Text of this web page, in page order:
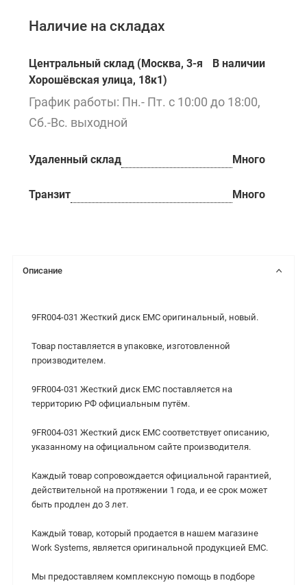
Наличие на складах
Центральный склад (Москва, 3-я
Хорошёвская улица, 18к1)
В наличии
График работы: Пн.- Пт. с 10:00 до 18:00,
Сб.-Вс. выходной
Удаленный склад Много
Транзит Много
Описание
9FR004-031 Жесткий диск EMC оригинальный, новый.
Товар поставляется в упаковке, изготовленной
производителем.
9FR004-031 Жесткий диск EMC поставляется на
территорию РФ официальным путём.
9FR004-031 Жесткий диск EMC cоответствует описанию,
указанному на официальном сайте производителя.
Каждый товар сопровождается официальной гарантией,
действительной на протяжении 1 года, и ее срок может
быть продлен до 3 лет.
Каждый товар, который продается в нашем магазине
Work Systems, является оригинальной продукцией EMC.
Мы предоставляем комплексную помощь в подборе